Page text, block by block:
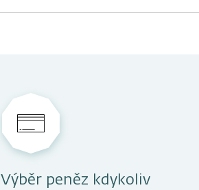
Výběr peněz kdykoliv